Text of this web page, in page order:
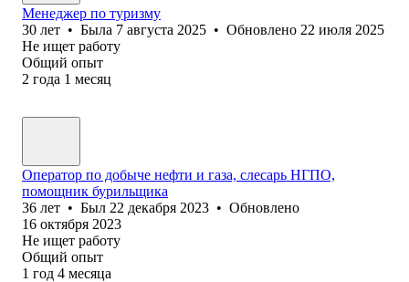
Менеджер по туризму
30 лет • Была 7 августа 2025 • Обновлено 22 июля 2025
Не ищет работу
Общий опыт
2 года 1 месяц
Оператор по добыче нефти и газа, слесарь НГПО,
помощник бурильщика
36 лет • Был 22 декабря 2023 • Обновлено
16 октября 2023
Не ищет работу
Общий опыт
1 год 4 месяца